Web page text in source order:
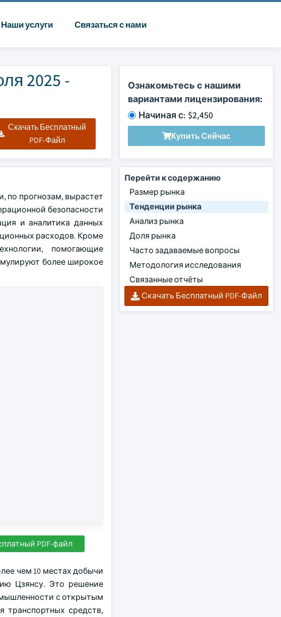
Наши услуги Связаться с нами
2025 -
Скачать Бесплатный
PDF-Файл
Ознакомьтесь с нашими
вариантами лицензирования:
Начиная с: $2,450
Купить Сейчас
по прогнозам, вырастет
безопасности
и аналитика данных
расходов. Кроме
помогающие
более широкое
PDF-файл
чем 10 местах добычи
Цзянсу. Это решение
с открытым
транспортных средств,
Перейти к содержанию
Размер рынка
Тенденции рынка
Анализ рынка
Доля рынка
Часто задаваемые вопросы
Методология исследования
Связанные отчёты
Скачать Бесплатный PDF-Файл